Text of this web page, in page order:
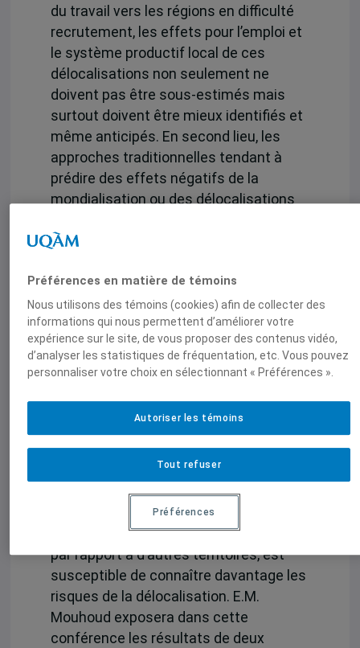
du travail vers les régions en difficulté
recrutement, les effets pour l’emploi et
le système productif local de ces
délocalisations non seulement ne
doivent pas être sous-estimés mais
surtout doivent être mieux identifiés et
même anticipés. En second lieu, les
approches traditionnelles tendant à
prédire des effets négatifs de la
mondialisation ou des délocalisations
qualifiés est remise en question lorsque
tâches portées par les travailleurs
qualifiés (ingénieurs, techniciens…) ou
peu qualifiés (ouvriers, employés) : les
tâches routinières de production
concrète et d’exécution sont davantage
singulièrement spécialisé dans les
activités fortement exposées à la
délocalisation et dans lequel la part des
tâches routinières de production
concrète sont particulièrement élevées
par rapport à d’autres territoires, est
susceptible de connaître davantage les
risques de la délocalisation. E.M.
Mouhoud exposera dans cette
conférence les résultats de deux
Préférences en matière de témoins
Nous utilisons des témoins (cookies) afin de collecter des
informations qui nous permettent d’améliorer votre
expérience sur le site, de vous proposer des contenus vidéo,
d’analyser les statistiques de fréquentation, etc. Vous pouvez
personnaliser votre choix en sélectionnant « Préférences ».
Tout refuser
Autoriser les témoins
Préférences